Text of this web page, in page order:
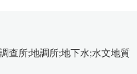
查所;地調所;地下水;水文地質